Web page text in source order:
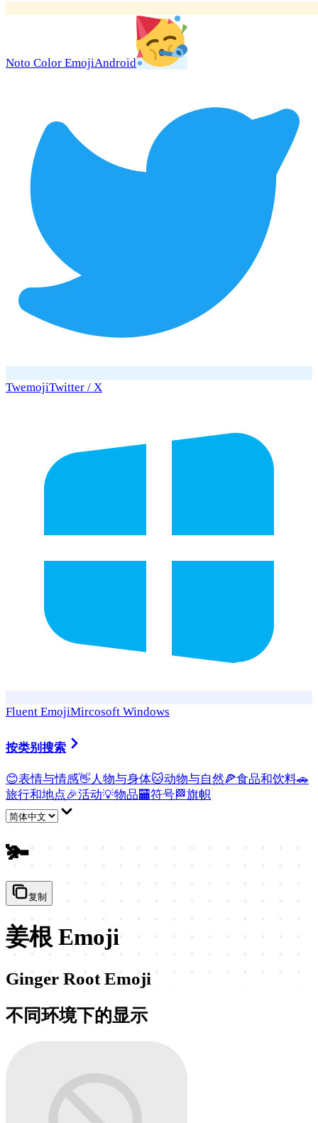
Noto Color EmojiAndroid
TwemojiTwitter / X
Fluent EmojiMircosoft Windows
按类别搜索
😊表情与情感👋 人物与身体🐱动物与自然🍕食品和饮料🚗
旅行和地点🎉活动💡物品🏧符号🏁旗帜
🫚
复制
姜根 Emoji
Ginger Root Emoji
不同环境下的显示